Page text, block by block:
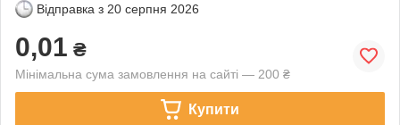
Відправка з 20 серпня 2026
0,01 ₴
Мінімальна сума замовлення на сайті — 200 ₴
Купити